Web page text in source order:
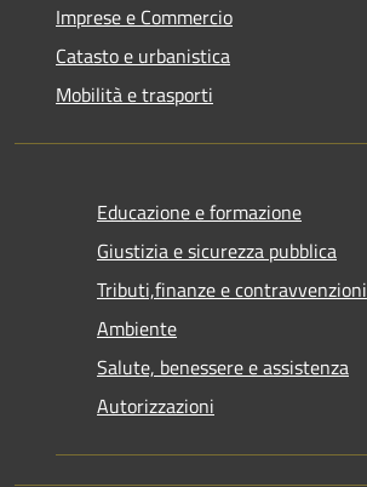
Imprese e Commercio
Catasto e urbanistica
Mobilità e trasporti
Educazione e formazione
Giustizia e sicurezza pubblica
Tributi,finanze e contravvenzioni
Ambiente
Salute, benessere e assistenza
Autorizzazioni